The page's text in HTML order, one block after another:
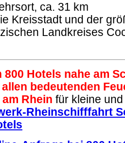
ca. 31 km
Kreisstadt und der
Landkreises
800 Hotels nahe am
bedeutenden
Rhein für kleine
Rheinschifffahrt